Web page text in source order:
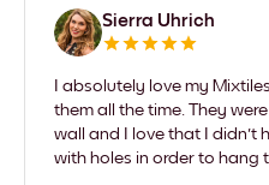
Sierra Uhrich
I absolutely love my
them all the time. They
wall and I love that I didn't
with holes in order to hang